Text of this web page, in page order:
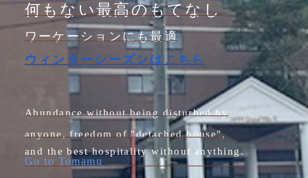
何もない最高のもてなし
ワーケーションにも最適
ウィンターシーズンはこちら
Abundance without being disturbed by
anyone, freedom of "detached house",
and the best hospitality without anything.
Go to Tomamu